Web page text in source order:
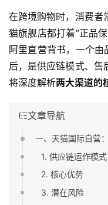
在跨境购物时，消费者
猫旗舰店都打着”正品
阿里直营背书，一个由
后，是供应链模式、售
将深度解析两大渠道的
文章导航
一、天猫国际自营
1. 供应链运作模式
2. 核心优势
3. 潜在风险